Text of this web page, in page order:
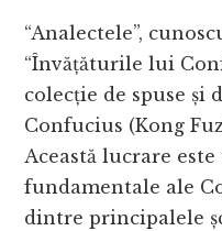
“Analectele”,
“Învățăturile lui
colecție de spuse
Confucius (Kong
Această lucrare
fundamentale ale
dintre principalele